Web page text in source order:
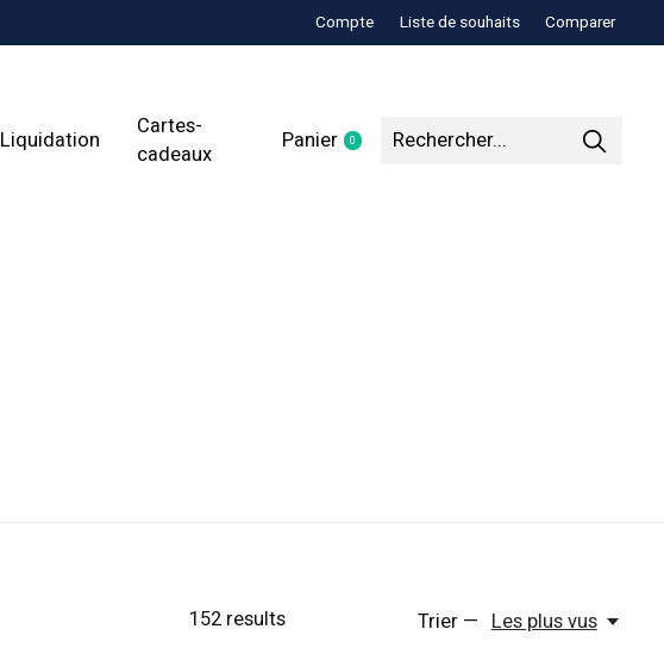
Compte Liste de souhaits Comparer
Liquidation
Cartes-
cadeaux
Panier 0items
152results Trier — Les plus vus